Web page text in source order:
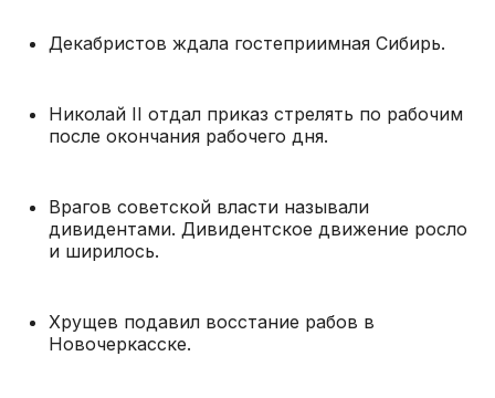
Декабристов ждала гостеприимная Сибирь.
Николай II отдал приказ стрелять по рабочим
после окончания рабочего дня.
Врагов советской власти называли
дивидентами. Дивидентское движение росло
и ширилось.
Хрущев подавил восстание рабов в
Новочеркасске.